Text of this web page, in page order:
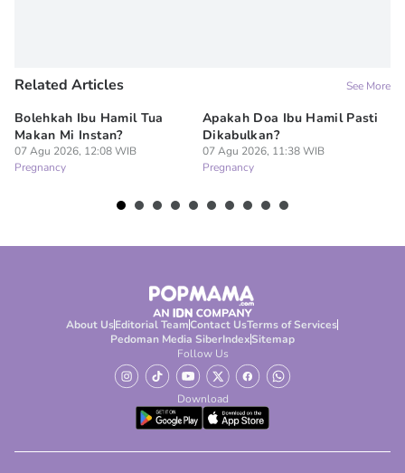
Related Articles See More
Bolehkah Ibu Hamil Tua
Makan Mi Instan?
07 Agu 2026, 12:08 WIB
Pregnancy
Apakah Doa Ibu Hamil Pasti
Dikabulkan?
07 Agu 2026, 11:38 WIB
Pregnancy
About UsEditorial TeamContact UsTerms of Services
Pedoman Media SiberIndexSitemap
Follow Us
Download